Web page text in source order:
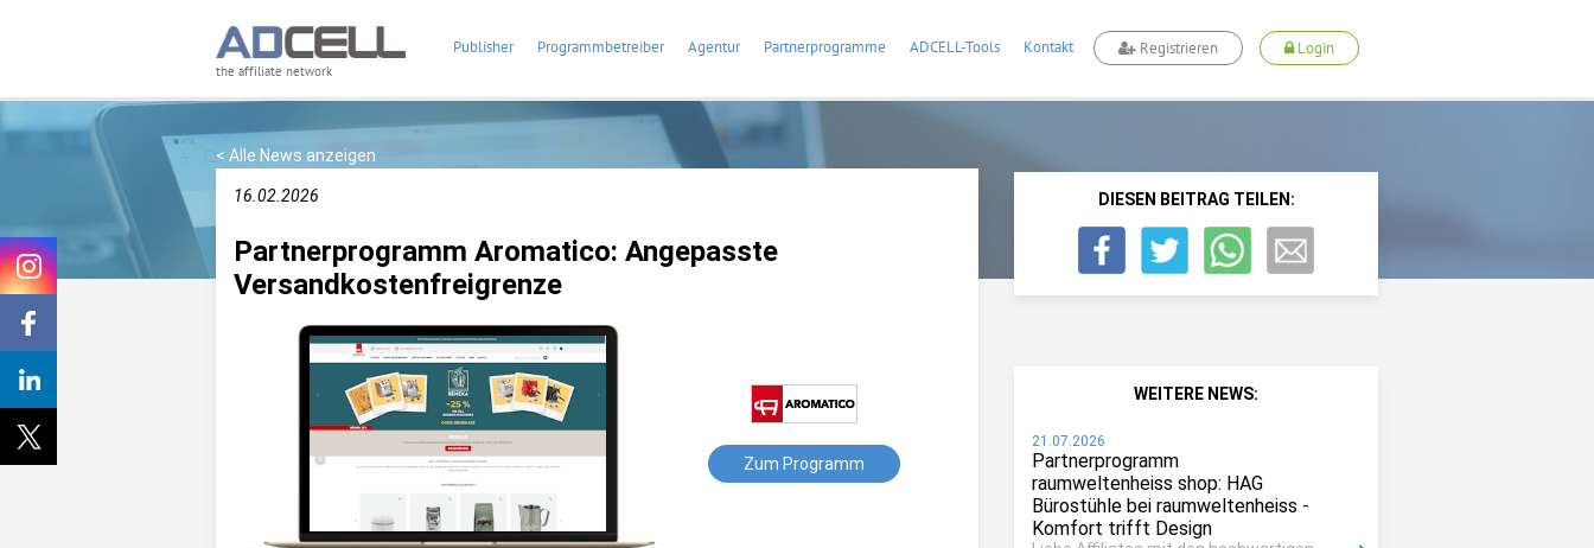
the affiliate network
Publisher Programmbetreiber Agentur Partnerprogramme ADCELL-Tools Kontakt Registrieren Login
< Alle News anzeigen
16.02.2026
Partnerprogramm Aromatico: Angepasste
Versandkostenfreigrenze
Zum Programm
DIESEN BEITRAG TEILEN:
WEITERE NEWS:
21.07.2026
Partnerprogramm
raumweltenheiss shop: HAG
Bürostühle bei raumweltenheiss -
Komfort trifft Design